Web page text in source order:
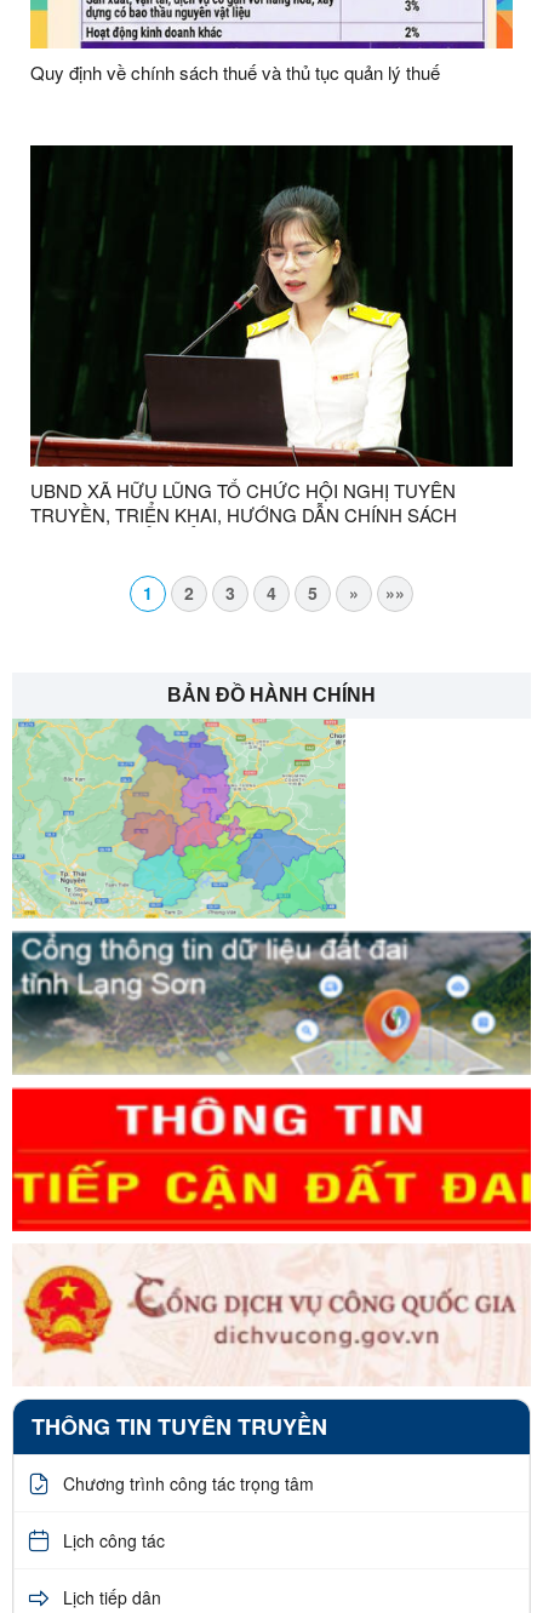
Quy định về chính sách thuế và thủ tục quản lý thuế
UBND XÃ HỮU LŨNG TỔ CHỨC HỘI NGHỊ TUYÊN
TRUYỀN, TRIỂN KHAI, HƯỚNG DẪN CHÍNH SÁCH
TRÊN ĐỊA BÀN XÃ HỮU LŨNG
1 2 3 4 5 » »»
BẢN ĐỒ HÀNH CHÍNH
THÔNG TIN TUYÊN TRUYỀN
Chương trình công tác trọng tâm
Lịch công tác
Lịch tiếp dân